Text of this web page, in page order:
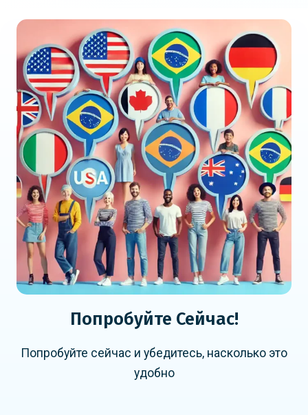
Попробуйте Сейчас!
Попробуйте сейчас и убедитесь, насколько это
удобно